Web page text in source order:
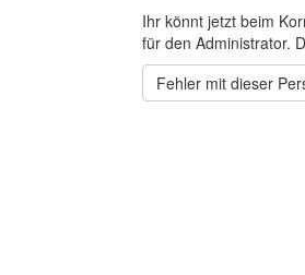
Ihr könnt jetzt beim
für den Administrator.
Fehler mit dieser